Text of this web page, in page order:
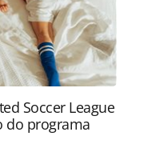
Soccer League
do programa